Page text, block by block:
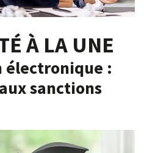
À LA UNE
électronique :
sanctions